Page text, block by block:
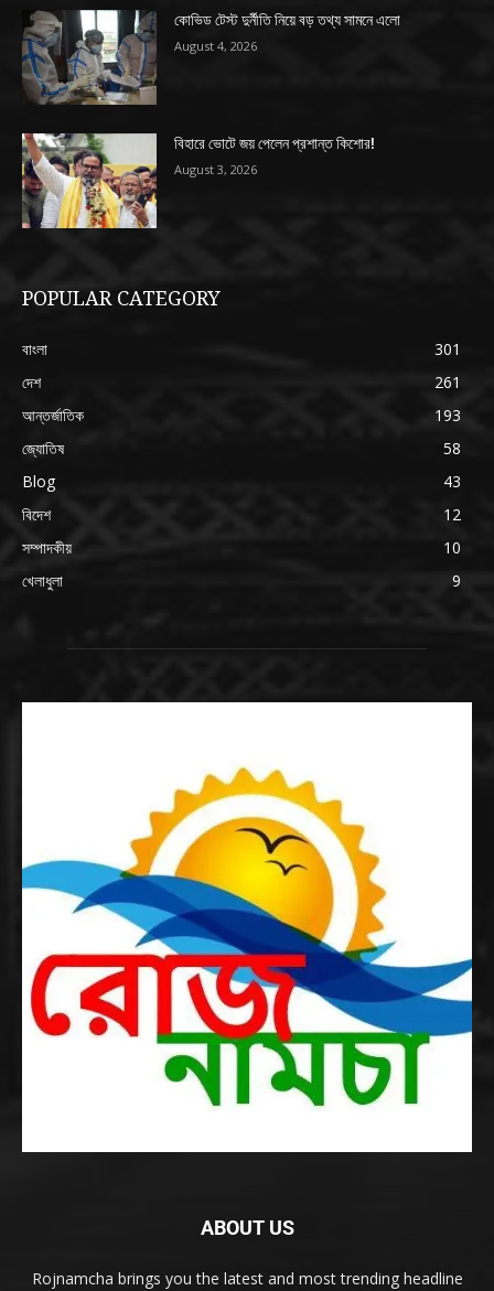
কোভিড টেস্ট দুর্নীতি নিয়ে বড় তথ্য সামনে এলো
August 4, 2026
বিহারে ভোটে জয় পেলেন প্রশান্ত কিশোর!
August 3, 2026
POPULAR CATEGORY
বাংলা
301
দেশ
261
আন্তর্জাতিক
193
জ্যোতিষ
58
Blog
43
বিদেশ
12
সম্পাদকীয়
10
খেলাধুলা
9
ABOUT US
Rojnamcha brings you the latest and most trending headline